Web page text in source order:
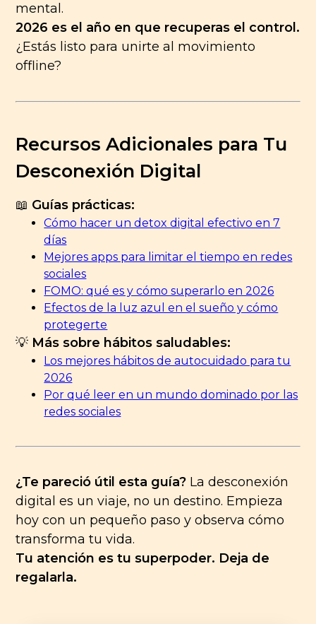
mental.
2026 es el año en que recuperas el control.
¿Estás listo para unirte al movimiento
offline?
Recursos Adicionales para Tu
Desconexión Digital
📖 Guías prácticas:
Cómo hacer un detox digital efectivo en 7
días
Mejores apps para limitar el tiempo en redes
sociales
FOMO: qué es y cómo superarlo en 2026
Efectos de la luz azul en el sueño y cómo
protegerte
💡 Más sobre hábitos saludables:
Los mejores hábitos de autocuidado para tu
2026
Por qué leer en un mundo dominado por las
redes sociales
¿Te pareció útil esta guía? La desconexión
digital es un viaje, no un destino. Empieza
hoy con un pequeño paso y observa cómo
transforma tu vida.
Tu atención es tu superpoder. Deja de
regalarla.